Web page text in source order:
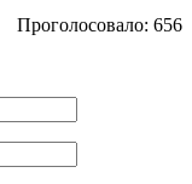
Проголосовало: 656